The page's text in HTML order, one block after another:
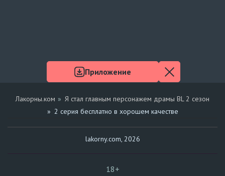
Лакорны.ком
Я стал главным персонажем драмы BL 2 сезон
2 серия бесплатно в хорошем качестве
lakorny.com, 2026
18+
Приложение